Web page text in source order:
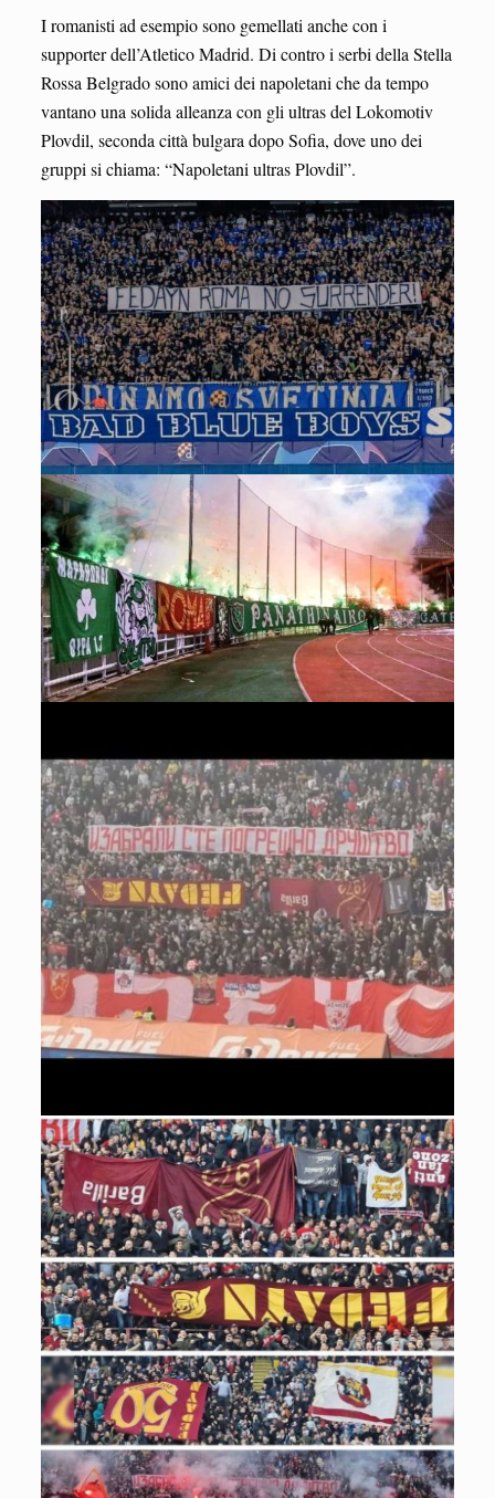
I romanisti ad esempio sono gemellati anche con i
supporter dell’Atletico Madrid. Di contro i serbi della Stella
Rossa Belgrado sono amici dei napoletani che da tempo
vantano una solida alleanza con gli ultras del Lokomotiv
Plovdil, seconda città bulgara dopo Sofia, dove uno dei
gruppi si chiama: “Napoletani ultras Plovdil”.